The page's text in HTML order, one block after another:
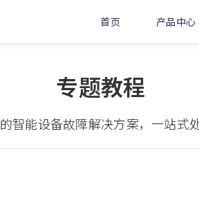
首页 产品中心
专题教程
智能设备故障解决方案，一站式